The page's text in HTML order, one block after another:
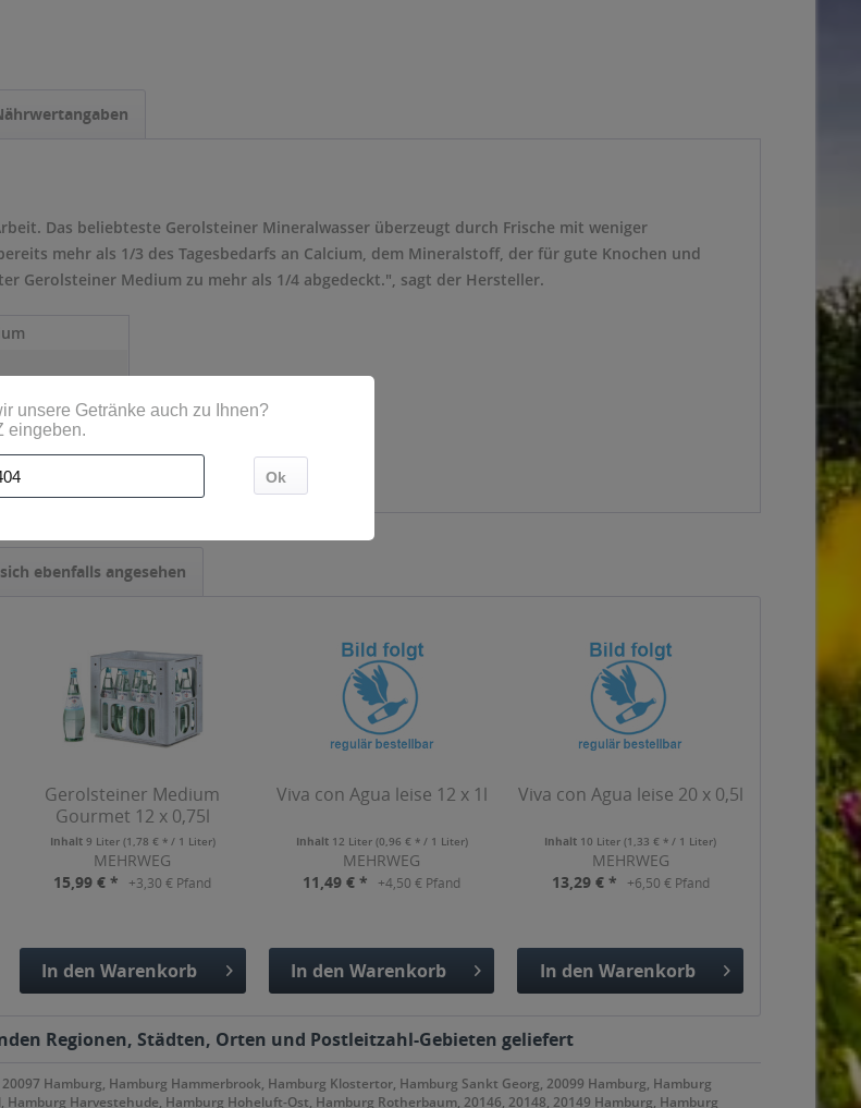
Das beliebteste Gerolsteiner Mineralwasser überzeugt durch Frische mit weniger
mehr als 1/3 des Tagesbedarfs an Calcium, dem Mineralstoff, der für gute Knochen und
Gerolsteiner Medium zu mehr als 1/4 abgedeckt.", sagt der Hersteller.
ebenfalls angesehen
Gerolsteiner Medium
Gourmet 12 x 0,75l
Inhalt 9 Liter (1,78 € * / 1 Liter)
MEHRWEG
15,99 € *
+3,30 € Pfand
In den Warenkorb
Viva con Agua leise 12 x 1l
Inhalt 12 Liter (0,96 € * / 1 Liter)
MEHRWEG
11,49 € *
+4,50 € Pfand
In den Warenkorb
Viva con Agua leise 20 x 0,5l
Inhalt 10 Liter(1,33 € * / 1 Liter)
MEHRWEG
13,29 € *
+6,50 € Pfand
In den Warenkorb
Regionen, Städten, Orten und Postleitzahl-Gebieten geliefert
Hamburg, Hamburg Hammerbrook, Hamburg Klostertor, Hamburg Sankt Georg, 20099 Hamburg, Hamburg
Harvestehude, Hamburg Hoheluft-Ost, Hamburg Rotherbaum, 20146, 20148, 20149 Hamburg, Hamburg